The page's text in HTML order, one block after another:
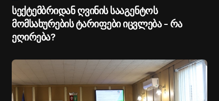
სექტემბრიდან ღვინის სააგენტოს
მომსახურების ტარიფები იცვლება - რა
ეღირება?